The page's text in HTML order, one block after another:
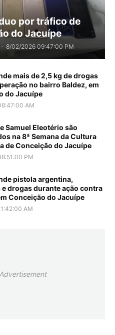
por tráfico de
do Jacuípe
- 8/02/2026 09:47:00 PM
mais de 2,5 kg de drogas
no bairro Baldez, em
do Jacuípe
AM
Samuel Eleotério são
na 8ª Semana da Cultura
de Conceição do Jacuípe
PM
pistola argentina,
drogas durante ação contra
Conceição do Jacuípe
AM